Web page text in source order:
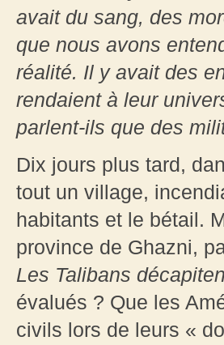
avait du sang, des
que nous avons
réalité. Il y avait des
rendaient à leur
parlent-ils que des
Dix jours plus tard,
tout un village,
habitants et le bétail.
province de Ghazni,
Les Talibans
évalués ? Que les
civils lors de leurs «